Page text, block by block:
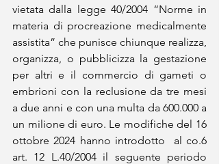
vietata dalla legge 40/2004 “Norme in
materia di procreazione medicalmente
assistita” che punisce chiunque realizza,
organizza, o pubblicizza la gestazione
per altri e il commercio di gameti o
embrioni con la reclusione da tre mesi
a due anni e con una multa da 600.000 a
un milione di euro. Le modifiche del 16
ottobre 2024 hanno introdotto  al co.6
art. 12 L.40/2004 il seguente periodo